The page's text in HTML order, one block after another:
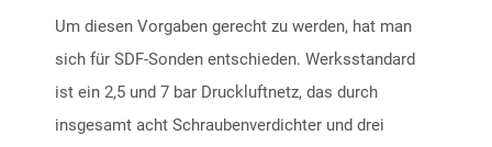
Um diesen Vorgaben gerecht zu werden, hat man
sich für SDF-Sonden entschieden. Werksstandard
ist ein 2,5 und 7 bar Druckluftnetz, das durch
insgesamt acht Schraubenverdichter und drei